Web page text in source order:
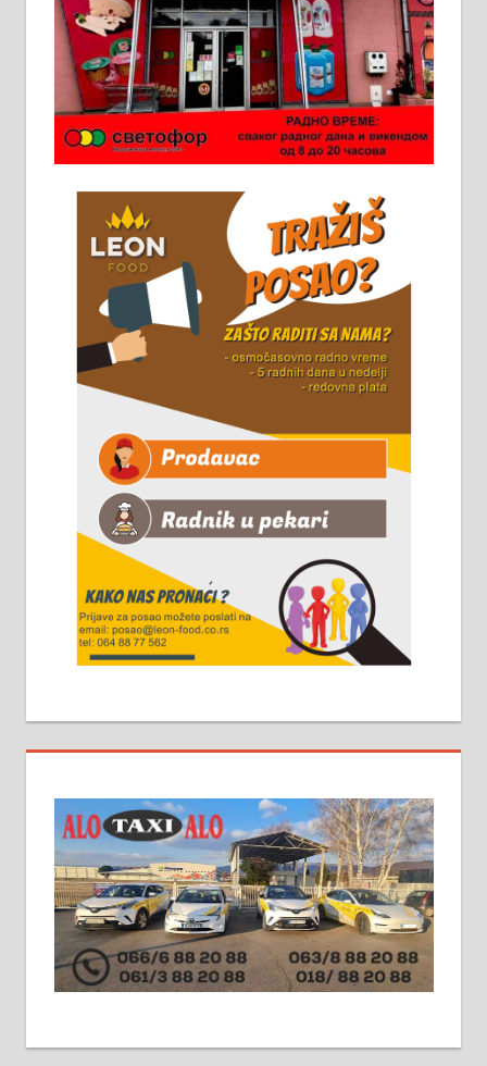
Ало таксију потребан возач са Б
категоријом. 064/02-85-511
Потребна два радника за рад на
стоваришту „Липа промет” у
информација доћи лично на
стовариште у улици Максима
Горког 26 сваког радног дана од
8 до 15 часова. 063/465-045
Чистим све врсте димњака.
061/32-13-445